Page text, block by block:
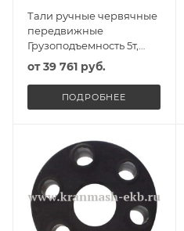
Тали ручные червячные
передвижные
Грузоподъемность 5т,
Высота подъема б/цепи,
Исполнение Обычное
от39 761 руб.
ПОДРОБНЕЕ